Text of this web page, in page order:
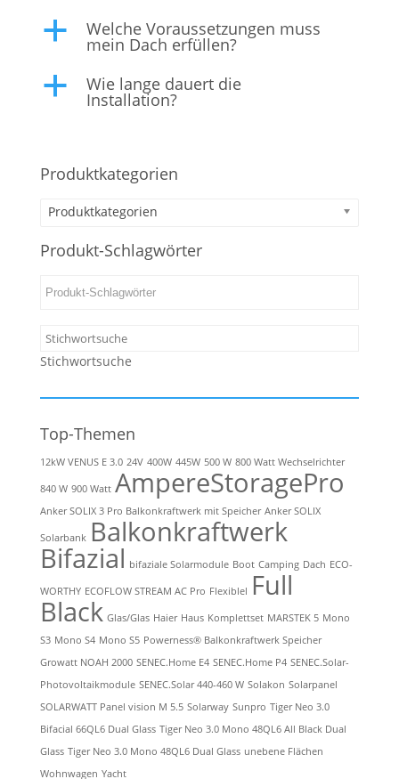
a Welche Voraussetzungen muss
mein Dach erfüllen?
a Wie lange dauert die
Installation?
Produktkategorien
Produktkategorien
Produkt-Schlagwörter
Stichwortsuche
Top-Themen
12kW VENUS E 3.0 24V 400W 445W 500 W 800 Watt Wechselrichter
840 W 900 Watt AmpereStoragePro
Anker SOLIX 3 Pro Balkonkraftwerk mit Speicher Anker SOLIX
Solarbank Balkonkraftwerk
Bifazial bifaziale Solarmodule Boot Camping Dach ECO-
WORTHY ECOFLOW STREAM AC Pro Flexiblel Full
Black Glas/Glas Haier Haus Komplettset MARSTEK 5 Mono
S3 Mono S4 Mono S5 Powerness® Balkonkraftwerk Speicher
Growatt NOAH 2000 SENEC.Home E4 SENEC.Home P4 SENEC.Solar-
Photovoltaikmodule SENEC.Solar 440-460 W Solakon Solarpanel
SOLARWATT Panel vision M 5.5 Solarway Sunpro Tiger Neo 3.0
Bifacial 66QL6 Dual Glass Tiger Neo 3.0 Mono 48QL6 All Black Dual
Glass Tiger Neo 3.0 Mono 48QL6 Dual Glass unebene Flächen
Wohnwagen Yacht